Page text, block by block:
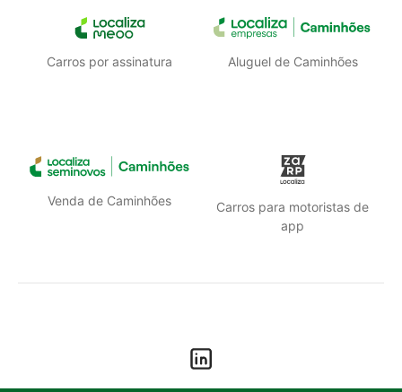
Carros por assinatura Aluguel de Caminhões
Venda de Caminhões
Carros para motoristas de
app